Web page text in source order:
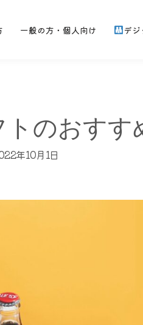
一般の方・個人向け デ
トのおすす
年10月1日